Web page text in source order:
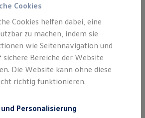
Leasing
Leasing
ohne Anzahlung
mit Schlussrate
und Garantien
Class bei Volkswagen
und voller Möglichkeiten.
Polo.
Cookies
Cookies helfen dabei, eine
zu machen, indem sie
wie Seitennavigation und
sichere Bereiche der Website
Die Website kann ohne diese
richtig funktionieren.
Personalisierung